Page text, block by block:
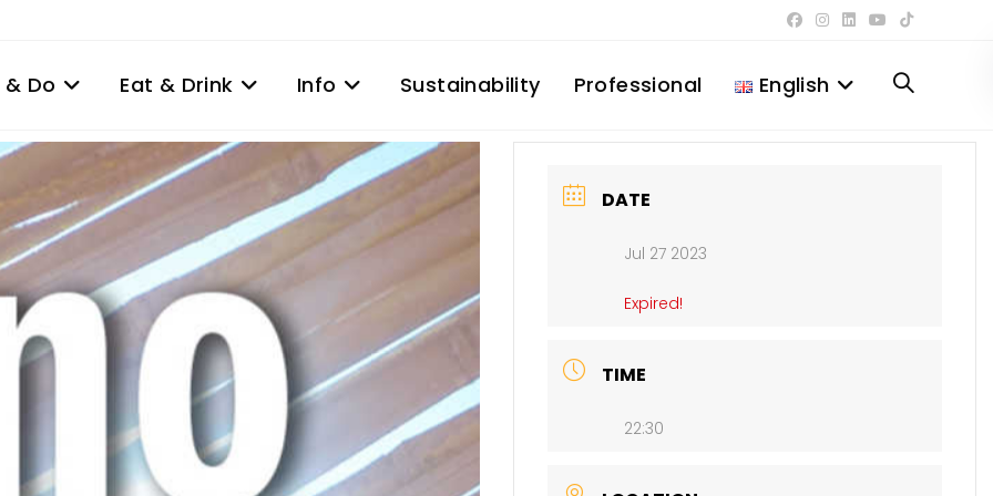
& Do Eat & Drink Info Sustainability Professional English Toggle
DATE
Jul 27 2023
Expired!
TIME
22:30